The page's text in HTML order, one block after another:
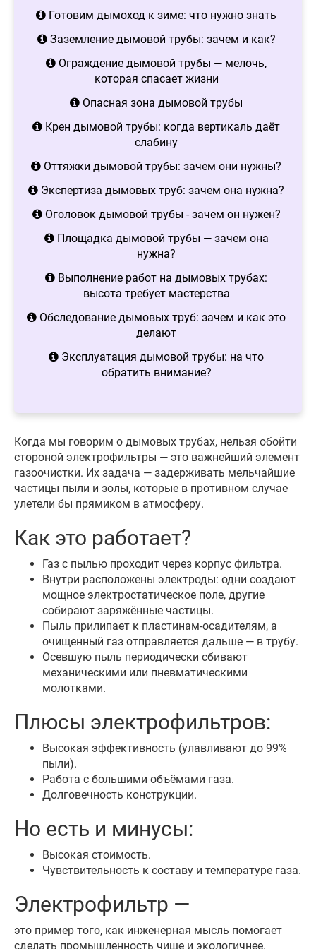
Готовим дымоход к зиме: что нужно знать
Заземление дымовой трубы: зачем и как?
Ограждение дымовой трубы — мелочь,
которая спасает жизни
Опасная зона дымовой трубы
Крен дымовой трубы: когда вертикаль даёт
слабину
Оттяжки дымовой трубы: зачем они нужны?
Экспертиза дымовых труб: зачем она нужна?
Оголовок дымовой трубы - зачем он нужен?
Площадка дымовой трубы — зачем она
нужна?
Выполнение работ на дымовых трубах:
высота требует мастерства
Обследование дымовых труб: зачем и как это
делают
Эксплуатация дымовой трубы: на что
обратить внимание?
Когда мы говорим о дымовых трубах, нельзя обойти
стороной электрофильтры — это важнейший элемент
газоочистки. Их задача — задерживать мельчайшие
частицы пыли и золы, которые в противном случае
улетели бы прямиком в атмосферу.
Как это работает?
Газ с пылью проходит через корпус фильтра.
Внутри расположены электроды: одни создают
мощное электростатическое поле, другие
собирают заряжённые частицы.
Пыль прилипает к пластинам-осадителям, а
очищенный газ отправляется дальше — в трубу.
Осевшую пыль периодически сбивают
механическими или пневматическими
молотками.
Плюсы электрофильтров:
Высокая эффективность (улавливают до 99%
пыли).
Работа с большими объёмами газа.
Долговечность конструкции.
Но есть и минусы:
Высокая стоимость.
Чувствительность к составу и температуре газа.
Электрофильтр —
это пример того, как инженерная мысль помогает
сделать промышленность чище и экологичнее.